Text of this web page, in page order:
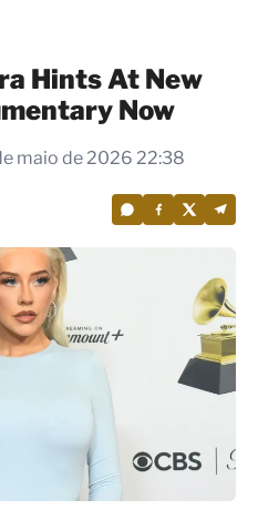
Hints At New
Now
maio de 2026 22:38